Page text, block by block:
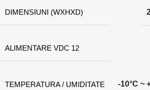
DIMENSIUNI (WXHXD)
ALIMENTARE VDC 12
TEMPERATURA / UMIDITATE
-10°C ~